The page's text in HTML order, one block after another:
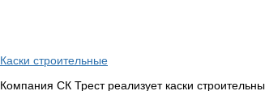
Каски строительные
Компания СК Трест реализует каски